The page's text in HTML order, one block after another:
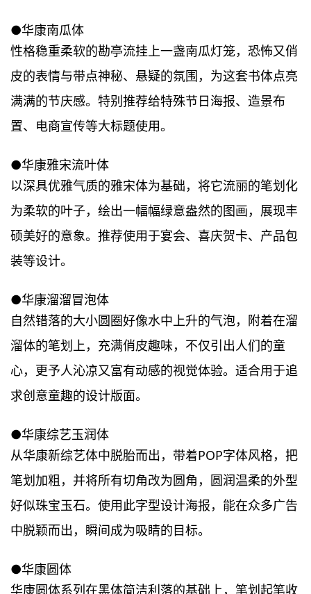
●华康南瓜体
性格稳重柔软的勘亭流挂上一盏南瓜灯笼，恐怖又俏
皮的表情与带点神秘、悬疑的氛围，为这套书体点亮
满满的节庆感。特别推荐给特殊节日海报、造景布
置、电商宣传等大标题使用。
●华康雅宋流叶体
以深具优雅气质的雅宋体为基础，将它流丽的笔划化
为柔软的叶子，绘出一幅幅绿意盎然的图画，展现丰
硕美好的意象。推荐使用于宴会、喜庆贺卡、产品包
装等设计。
●华康溜溜冒泡体
自然错落的大小圆圈好像水中上升的气泡，附着在溜
溜体的笔划上，充满俏皮趣味，不仅引出人们的童
心，更予人沁凉又富有动感的视觉体验。适合用于追
求创意童趣的设计版面。
●华康综艺玉润体
从华康新综艺体中脱胎而出，带着POP字体风格，把
笔划加粗，并将所有切角改为圆角，圆润温柔的外型
好似珠宝玉石。使用此字型设计海报，能在众多广告
中脱颖而出，瞬间成为吸睛的目标。
●华康圆体
华康圆体系列在黑体简洁利落的基础上，笔划起笔收